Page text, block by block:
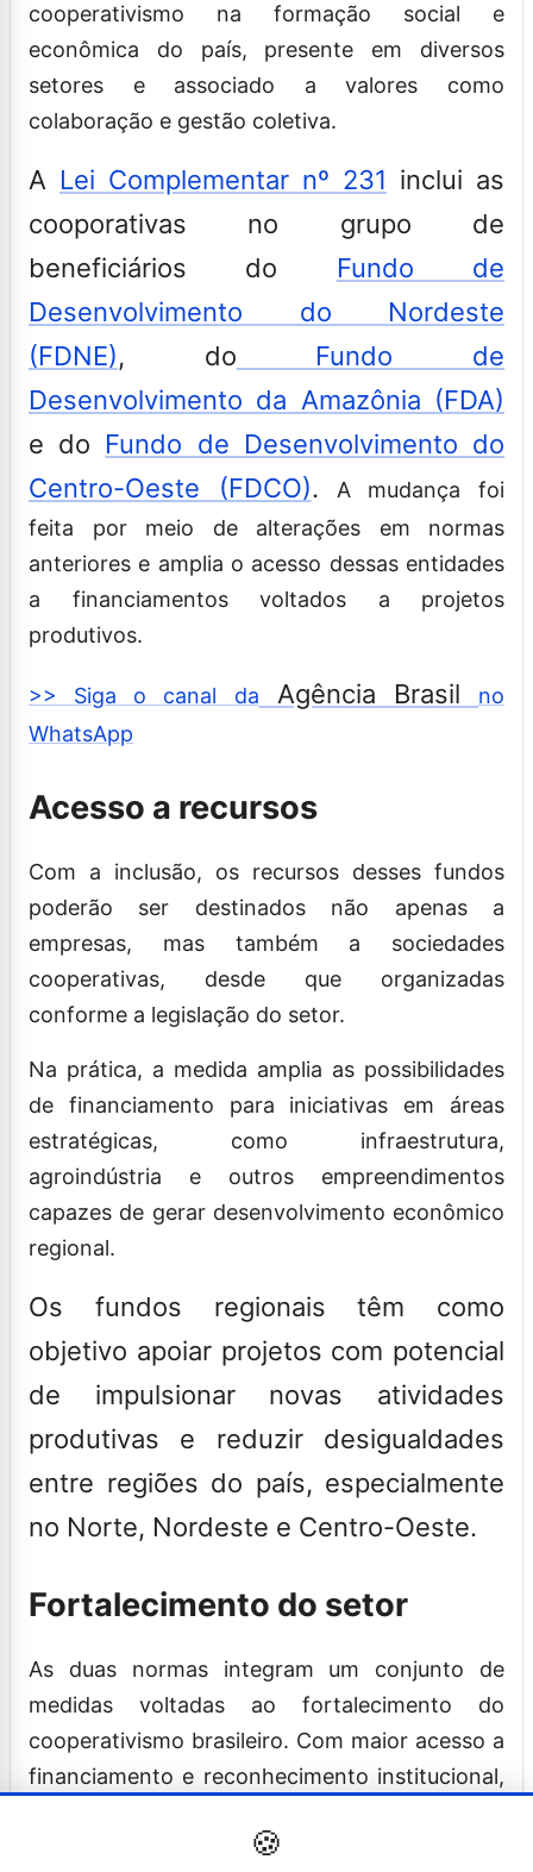
cooperativismo na formação social e
econômica do país, presente em diversos
setores e associado a valores como
colaboração e gestão coletiva.
A Lei Complementar nº 231 inclui as
cooporativas no grupo de
beneficiários do Fundo de
Desenvolvimento do Nordeste
(FDNE), do Fundo de
Desenvolvimento da Amazônia (FDA)
e do Fundo de Desenvolvimento do
Centro-Oeste (FDCO). A mudança foi
feita por meio de alterações em normas
anteriores e amplia o acesso dessas entidades
a financiamentos voltados a projetos
produtivos.
>> Siga o canal da Agência Brasil
no
WhatsApp
Acesso a recursos
Com a inclusão, os recursos desses fundos
poderão ser destinados não apenas a
empresas, mas também a sociedades
cooperativas, desde que organizadas
conforme a legislação do setor.
Na prática, a medida amplia as possibilidades
de financiamento para iniciativas em áreas
estratégicas, como infraestrutura,
agroindústria e outros empreendimentos
capazes de gerar desenvolvimento econômico
regional.
Os fundos regionais têm como
objetivo apoiar projetos com potencial
de impulsionar novas atividades
produtivas e reduzir desigualdades
entre regiões do país, especialmente
no Norte, Nordeste e Centro-Oeste.
Fortalecimento do setor
As duas normas integram um conjunto de
medidas voltadas ao fortalecimento do
cooperativismo brasileiro. Com maior acesso a
financiamento e reconhecimento institucional,
investimentos, gerar renda e impulsionar o
🍪